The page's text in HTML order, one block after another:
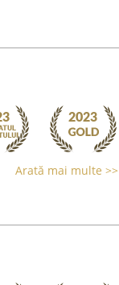
Arată mai multe >>